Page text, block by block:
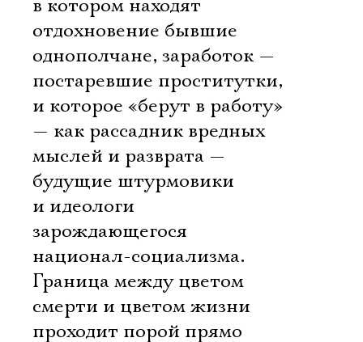
в котором находят
отдохновение бывшие
однополчане, заработок —
постаревшие проститутки,
и которое «берут в работу»
— как рассадник вредных
мыслей и разврата —
будущие штурмовики
и идеологи
зарождающегося
национал-социализма.
Граница между цветом
смерти и цветом жизни
проходит порой прямо